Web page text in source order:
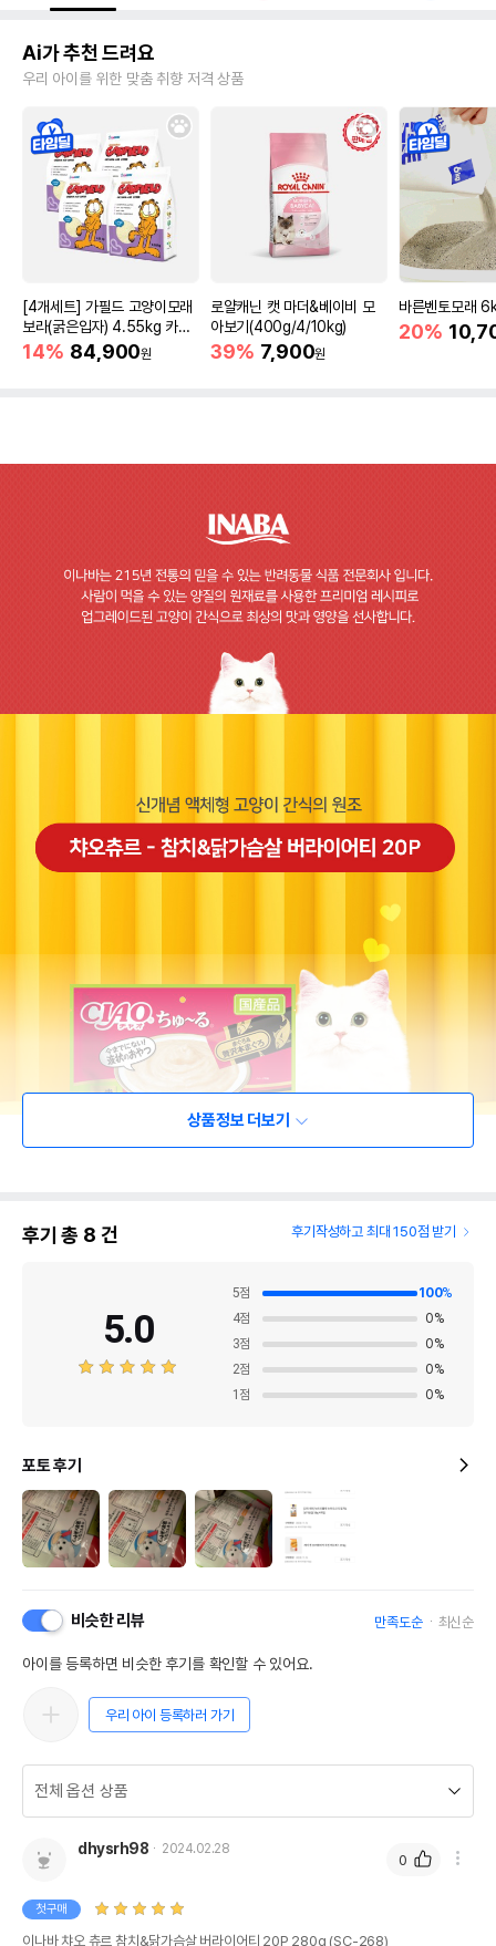
Ai가 추천 드려요
우리 아이를 위한 맞춤 취향 저격 상품
[4개세트] 가필드 고양이모래
보라(굵은입자) 4.55kg 카사
바모래
14% 84,900원
로얄캐닌 캣 마더&베이비 모
아보기(400g/4/10kg)
39% 7,900원
바른벤토모래
20%
상품정보 더보기
후기 총 8 건 후기작성하고 최대 150점 받기
5.0
5점 100%
4점 0%
3점 0%
2점 0%
1 점 0%
포토 후기
비슷한 리뷰 만족도순 최신순
아이를 등록하면 비슷한 후기를 확인할 수 있어요.
우리 아이 등록하러 가기
dhysrh98 2024.02.28
첫구매
이나바 챠오 츄르 참치&닭가슴살 버라이어티 20P 280g (SC-268)
0